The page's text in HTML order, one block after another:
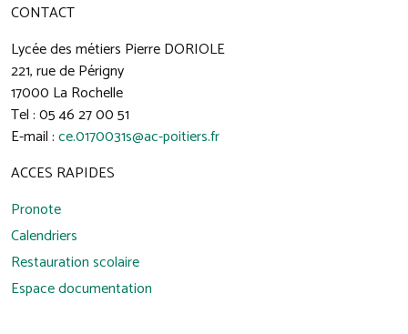
CONTACT
Lycée des métiers Pierre DORIOLE
221, rue de Périgny
17000 La Rochelle
Tel : 05 46 27 00 51
E-mail :ce.0170031s@ac-poitiers.fr
ACCES RAPIDES
Pronote
Calendriers
Restauration scolaire
Espace documentation